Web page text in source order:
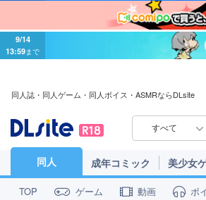
9/14
13:59まで
同人誌・同人ゲーム・同人ボイス・ASMRならDLsite
すべて
同人 成年コミック 美少女
TOP ゲーム 動画 ボ